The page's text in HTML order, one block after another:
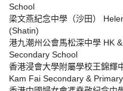
School
梁文燕紀念中學（沙田）
(Shatin)
港九潮州公會馬松深中學 HK
Secondary School
香港浸會大學附屬學校王錦輝
Kam Fai Secondary &